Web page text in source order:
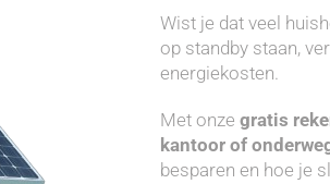
Wist je dat veel
op standby staan,
energiekosten.
Met onze gratis
kantoor of
besparen en hoe je